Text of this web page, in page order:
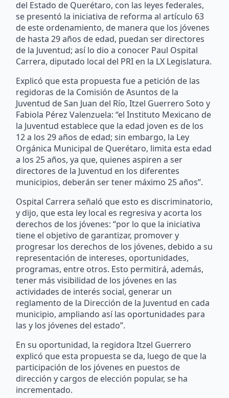
del Estado de Querétaro, con las leyes federales,
se presentó la iniciativa de reforma al artículo 63
de este ordenamiento, de manera que los jóvenes
de hasta 29 años de edad, puedan ser directores
de la Juventud; así lo dio a conocer Paul Ospital
Carrera, diputado local del PRI en la LX Legislatura.
Explicó que esta propuesta fue a petición de las
regidoras de la Comisión de Asuntos de la
Juventud de San Juan del Río, Itzel Guerrero Soto y
Fabiola Pérez Valenzuela: “el Instituto Mexicano de
la Juventud establece que la edad joven es de los
12 a los 29 años de edad; sin embargo, la Ley
Orgánica Municipal de Querétaro, limita esta edad
a los 25 años, ya que, quienes aspiren a ser
directores de la Juventud en los diferentes
municipios, deberán ser tener máximo 25 años”.
Ospital Carrera señaló que esto es discriminatorio,
y dijo, que esta ley local es regresiva y acorta los
derechos de los jóvenes: “por lo que la iniciativa
tiene el objetivo de garantizar, promover y
progresar los derechos de los jóvenes, debido a su
representación de intereses, oportunidades,
programas, entre otros. Esto permitirá, además,
tener más visibilidad de los jóvenes en las
actividades de interés social, generar un
reglamento de la Dirección de la Juventud en cada
municipio, ampliando así las oportunidades para
las y los jóvenes del estado”.
En su oportunidad, la regidora Itzel Guerrero
explicó que esta propuesta se da, luego de que la
participación de los jóvenes en puestos de
dirección y cargos de elección popular, se ha
incrementado.